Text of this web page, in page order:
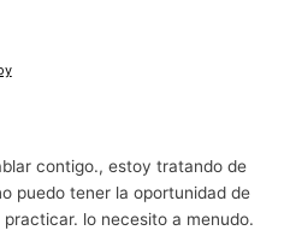
contigo., estoy tratando de
puedo tener la oportunidad de
lo necesito a menudo.